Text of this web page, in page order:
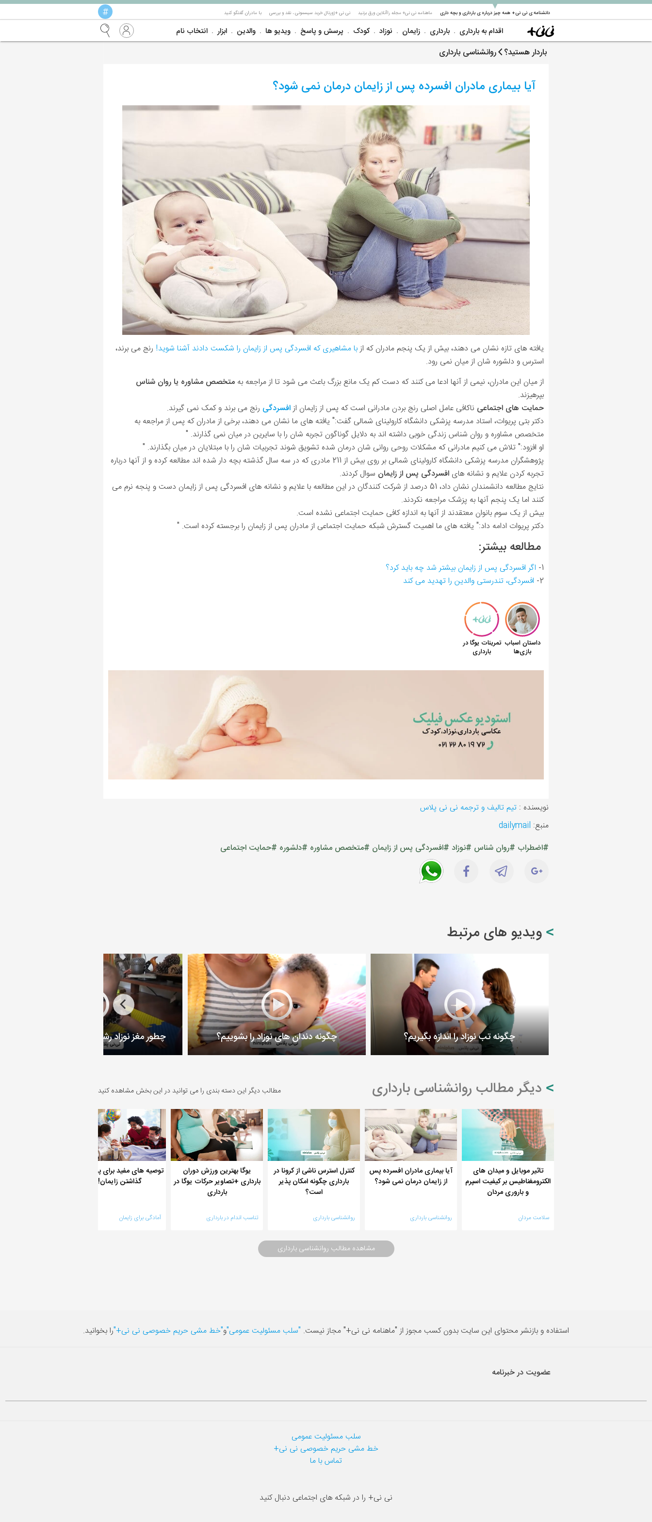
دانشنامه ی نی نی+ همه چیز درباره ی بارداری و بچه داری
▼ ماهنامه نی نی+ مجله راآنلاین ورق بزنید نی نی +ژورنال خربد سیسمونی ، نقد و بررسی با مادران گفتگو کنید #
اقدام به بارداری بارداری زایمان نوزاد کودک پرسش و پاسخ ویدیو ها والدین ابزار انتخاب نام
باردار هستید؟ روانشناسی بارداری
آیا بیماری مادران افسرده پس از زایمان درمان نمی شود؟
یافته های تازه نشان می دهند، بیش از یک پنجم مادران که ازبا مشاهیری که افسردگی پس از زایمان را شکست دادند آشنا شوید! رنج می برند،
استرس و دلشوره شان از میان نمی رود.
از میان این مادران، نیمی از آنها ادعا می کنند که دست کم یک مانع بزرگ باعث می شود تا از مراجعه به متخصص مشاوره یا روان شناس
بپرهیزند.
حمایت های اجتماعی ناکافی عامل اصلی رنج بردن مادرانی است که پس از زایمان ازافسردگی رنج می برند و کمک نمی گیرند.
دکتر بتی پریوات، استاد مدرسه پزشکی دانشگاه کارولینای شمالی گفت:" یافته های ما نشان می دهند، برخی از مادران که پس از مراجعه به
متخصص مشاوره و روان شناس زندگی خوبی داشته اند به دلایل گوناگون تجربه شان را با سایرین در میان نمی گذارند. "
او افزود:" تلاش می کنیم مادرانی که مشکلات روحی روانی شان درمان شده تشویق شوند تجربیات شان را با مبتلایان در میان بگذارند. "
پژوهشگران مدرسه پزشکی دانشگاه کارولینای شمالی بر روی بیش از 211 مادری که در سه سال گذشته بچه دار شده اند مطالعه کرده و از آنها درباره
تجربه کردن علایم و نشانه های افسردگی پس از زایمان سوال کردند.
نتایج مطالعه دانشمندان نشان داد، 51 درصد از شرکت کنندگان در این مطالعه با علایم و نشانه های افسردگی پس از زایمان دست و پنجه نرم می
کنند اما یک پنجم آنها به پزشک مراجعه نکردند.
بیش از یک سوم بانوان معتقدند از آنها به اندازه کافی حمایت اجتماعی نشده است.
دکتر پریوات ادامه داد:" یافته های ما اهمیت گسترش شبکه حمایت اجتماعی از مادران پس از زایمان را برجسته کرده است. "
مطالعه بیشتر:
1- اگر افسردگی پس از زایمان بیشتر شد چه باید کرد؟
2- افسردگی، تندرستی والدین را تهدید می کند
نویسنده : تیم تالیف و ترجمه نی نی پلاس
منبع: dailymail
#اضطراب #روان شناس #نوزاد #افسردگی پس از زایمان #متخصص مشاوره #دلشوره #حمایت اجتماعی
ویدیو های مرتبط
چگونه تب نوزاد را اندازه بگیریم؟ چگونه دندان های نوزاد را بشوییم؟ چطور مغز نوزاد رشد و تکامل پیدا می کند؟
دیگر مطالب روانشناسی بارداری مطالب دیگر این دسته بندی را می توانید در این بخش مشاهده کنید
تاثیر موبایل و میدان های
الکترومغناطیس بر کیفیت اسپرم
و باروری مردان
سلامت مردان
آیا بیماری مادران افسرده پس
از زایمان درمان نمی شود؟
روانشناسی بارداری
کنترل استرس ناشی از کرونا در
بارداری چگونه امکان پذیر
است؟
روانشناسی بارداری
یوگا بهترین ورزش دوران
بارداری +تصاویر حرکات یوگا در
بارداری
تناسب اندام در بارداری
توصیه های مفید برای پشت سر
گذاشتن زایمان!
آمادگی برای زایمان
مشاهده مطالب روانشناسی بارداری
استفاده و بازنشر محتوای این سایت بدون کسب مجوز از "ماهنامه نی نی+" مجاز نیست. "سلب مسئولیت عمومی"و"خط مشی حریم خصوصی نی نی+"را بخوانید.
عضویت در خبرنامه
سلب مسئولیت عمومی
خط مشی حریم خصوصی نی نی+
تماس با ما
نی نی+ را در شبکه های اجتماعی دنبال کنید